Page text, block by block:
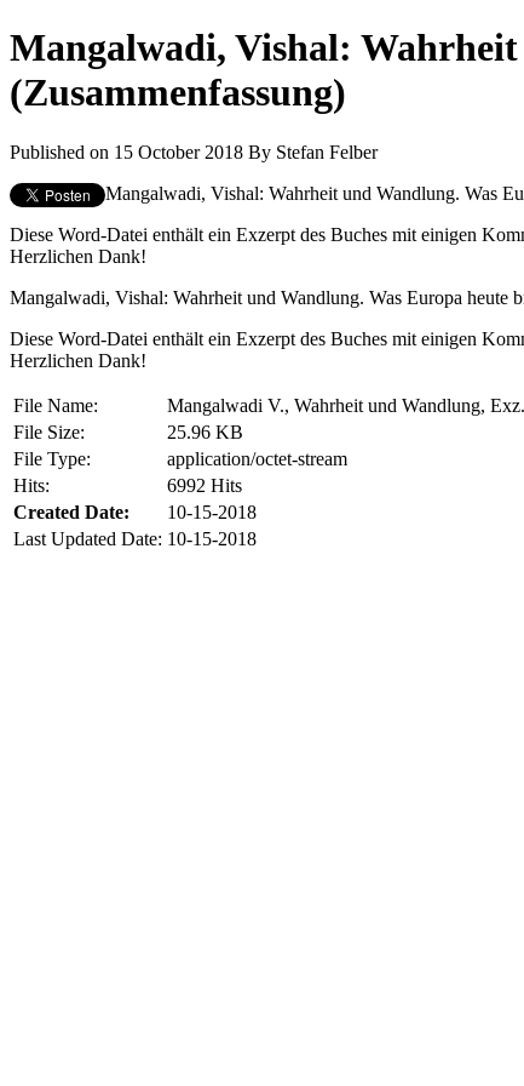
Mangalwadi, Vishal:
(Zusammenfassung)
Published on 15 October 2018 By Stefan Felber
Mangalwadi, Vishal: Wahrheit und Wandlung. Was
Diese Word-Datei enthält ein Exzerpt des Buches mit einigen
Herzlichen Dank!
Mangalwadi, Vishal: Wahrheit und Wandlung. Was Europa heute
Diese Word-Datei enthält ein Exzerpt des Buches mit einigen
Herzlichen Dank!
File Name:
Mangalwadi V., Wahrheit und Wandlung,
File Size:
25.96 KB
File Type:
application/octet-stream
Hits:
6992 Hits
Created Date:
10-15-2018
Last Updated Date: 10-15-2018